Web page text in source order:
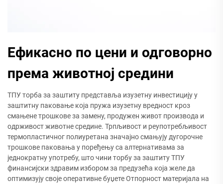
Ефикасно по цени и одговорно
према животној средини
ТПУ торба за заштиту представља изузетну инвестицију у
заштитну паковање која пружа изузетну вредност кроз
смањене трошкове за замену, продужен живот производа и
одрживост животне средине. Трпљивост и реупотребљивост
термопластичног полиуретана значајно смањују дугорочне
трошкове паковања у поређењу са алтернативама за
једнократну употребу, што чини торбу за заштиту ТПУ
финансијски здравим избором за предузећа која желе да
оптимизују своје оперативне буџете Отпорност материјала на